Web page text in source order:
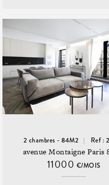
2 chambres - 84M2 Ref :
avenue Montaigne Paris
11000 €/MOIS